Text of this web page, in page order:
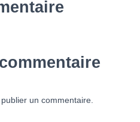
un commentaire.